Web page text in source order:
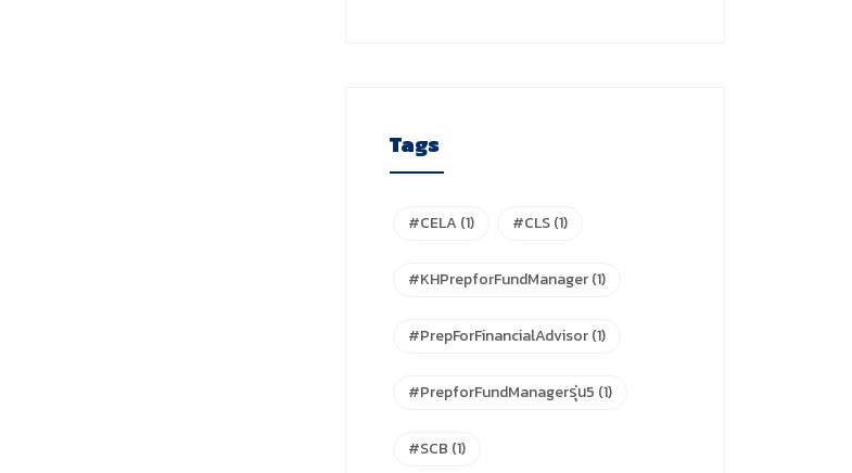
Tags
#CELA (1) #CLS(1)
#KHPrepforFundManager(1)
#PrepForFinancialAdvisor(1)
#PrepforFundManagerรุ่น5 (1)
#SCB (1)